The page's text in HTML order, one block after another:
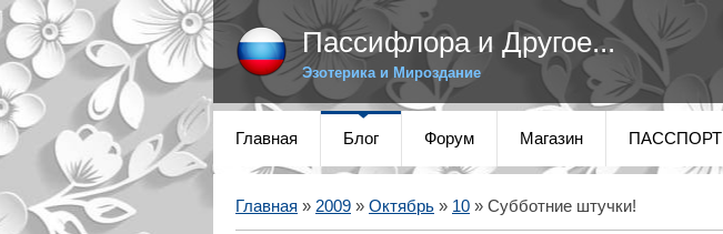
Пассифлора и Другое...
Эзотерика и Мироздание
Главная Блог Форум Магазин ПАССПОРТ
Главная » 2009 » Октябрь » 10 » Субботние штучки!